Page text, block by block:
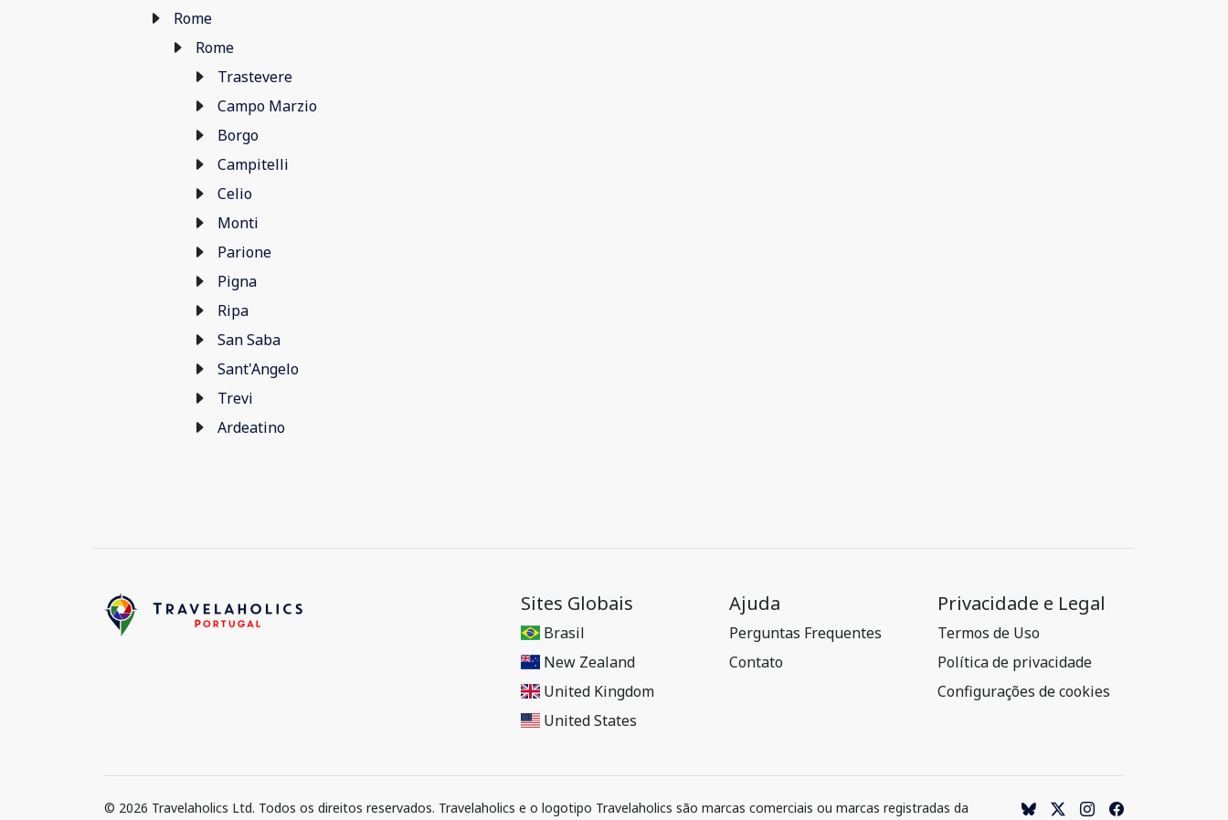
Rome
Rome
Trastevere
Campo Marzio
Borgo
Campitelli
Celio
Monti
Parione
Pigna
Ripa
San Saba
Sant'Angelo
Trevi
Ardeatino
Sites Globais
Brasil
New Zealand
United Kingdom
United States
Ajuda
Perguntas Frequentes
Contato
Privacidade e Legal
Termos de Uso
Política de privacidade
Configurações de cookies
© 2026 Travelaholics Ltd. Todos os direitos reservados. Travelaholics e o logotipo Travelaholics são marcas comerciais ou marcas registradas da